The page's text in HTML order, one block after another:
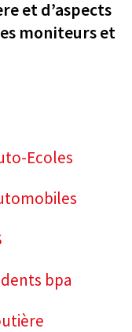
et d’aspects
moniteurs et
Ecoles
bpa